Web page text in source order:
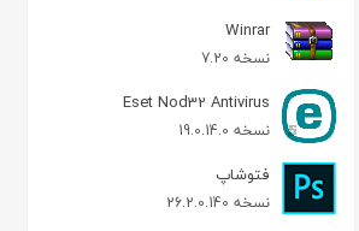
Winrar
نسخه 7.20
Eset Nod32 Antivirus
نسخه 19.0.14.0
فتوشاپ
نسخه 26.2.0.140